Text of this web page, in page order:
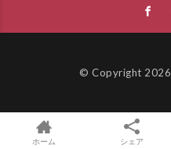
© Copyright 2026
ホーム シェア